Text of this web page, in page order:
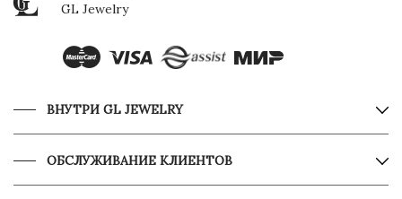
GL Jewelry
ВНУТРИ GL JEWELRY
ОБСЛУЖИВАНИЕ КЛИЕНТОВ